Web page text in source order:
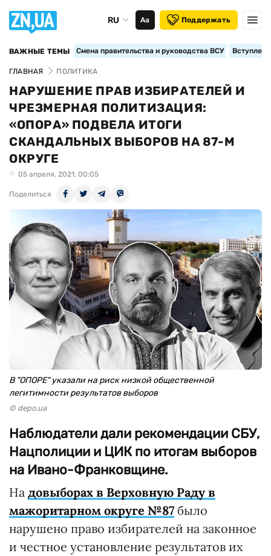
RU Аа Поддержать
ВАЖНЫЕ ТЕМЫ Смена правительства и руководства ВСУ
ГЛАВНАЯ ПОЛИТИКА
НАРУШЕНИЕ ПРАВ ИЗБИРАТЕЛЕЙ И
ЧРЕЗМЕРНАЯ ПОЛИТИЗАЦИЯ:
«ОПОРА» ПОДВЕЛА ИТОГИ
СКАНДАЛЬНЫХ ВЫБОРОВ НА 87-М
ОКРУГЕ
05 апреля, 2021, 00:05
Поделиться
В "ОПОРЕ" указали на риск низкой общественной
легитимности результатов выборов
© depo.ua
Наблюдатели дали рекомендации СБУ,
Нацполиции и ЦИК по итогам выборов
на Ивано-Франковщине.
На довыборах в Верховную Раду в
мажоритарном округе №87 было
нарушено право избирателей на законное
и честное установление результатов их